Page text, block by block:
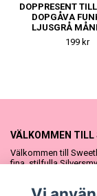
DOPPRESENT
DOPGÅVA
LJUSGRÅ
199 kr
VÄLKOMMEN TILL
Välkommen till
fina, stilfulla
vår söta